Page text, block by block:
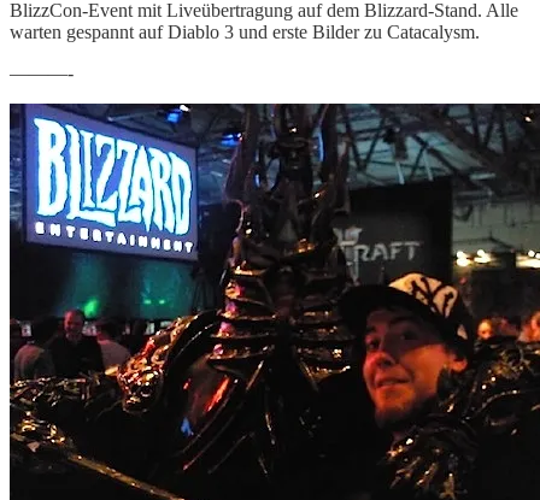
BlizzCon-Event mit Liveübertragung auf dem Blizzard-Stand. Alle
warten gespannt auf Diablo 3 und erste Bilder zu Catacalysm.
———-